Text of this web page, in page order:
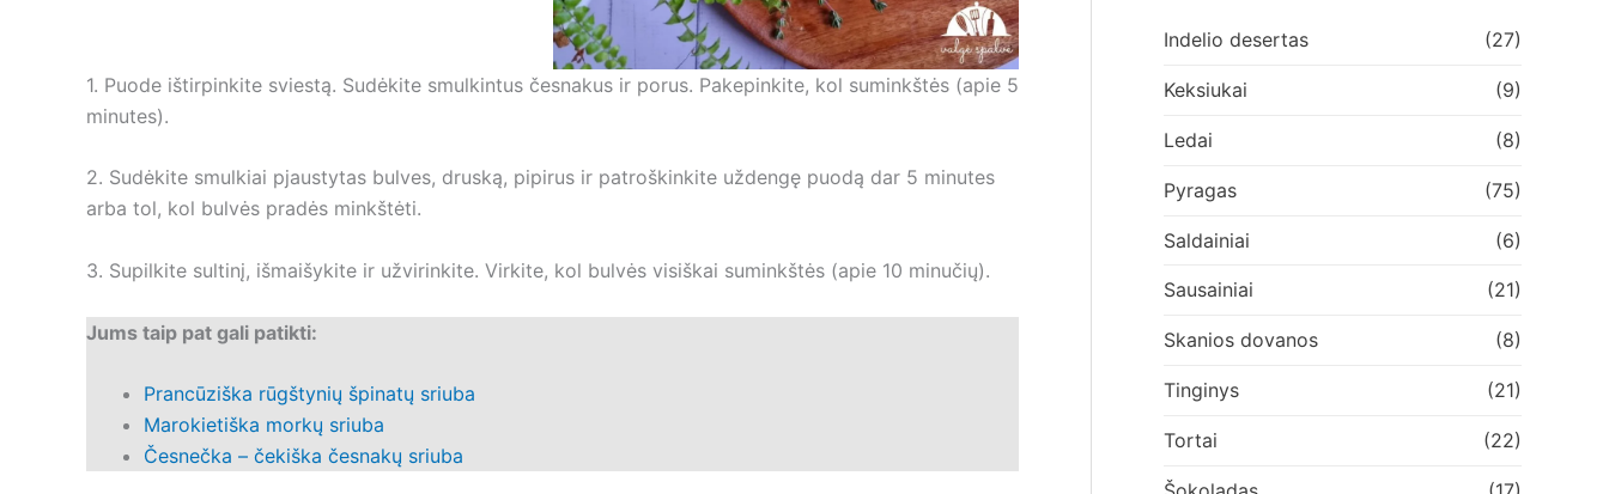
1. Puode ištirpinkite sviestą. Sudėkite smulkintus česnakus ir porus. Pakepinkite, kol suminkštės (apie 5
minutes).
2. Sudėkite smulkiai pjaustytas bulves, druską, pipirus ir patroškinkite uždengę puodą dar 5 minutes
arba tol, kol bulvės pradės minkštėti.
3. Supilkite sultinį, išmaišykite ir užvirinkite. Virkite, kol bulvės visiškai suminkštės (apie 10 minučių).
Jums taip pat gali patikti:
Prancūziška rūgštynių špinatų sriuba
Marokietiška morkų sriuba
Česnečka – čekiška česnakų sriuba
Indelio desertas (27)
Keksiukai (9)
Ledai (8)
Pyragas (75)
Saldainiai (6)
Sausainiai (21)
Skanios dovanos (8)
Tinginys (21)
Tortai (22)